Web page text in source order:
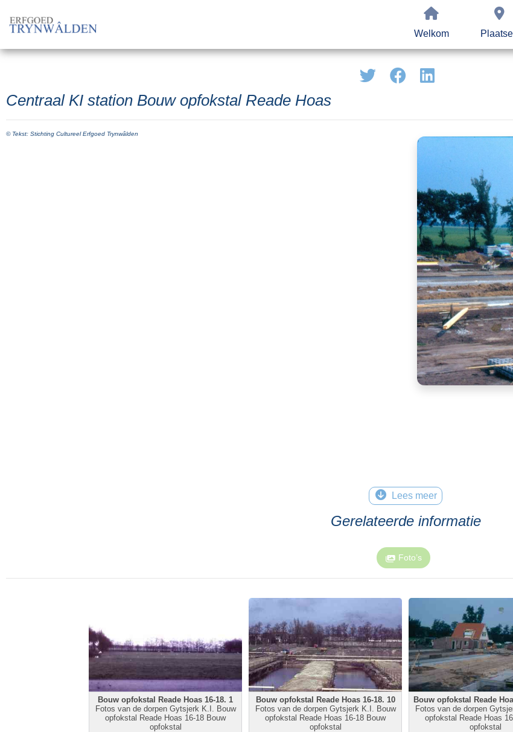
Welkom
Centraal KI station Bouw opfokstal Reade Hoas
© Tekst: Stichting Cultureel Erfgoed Trynwâlden
Lees meer
Gerelateerde informatie
Foto’s
Bouw opfokstal Reade Hoas 16-18. 1
Fotos van de dorpen Gytsjerk K.I. Bouw
opfokstal Reade Hoas 16-18 Bouw
opfokstal
Bouw opfokstal Reade Hoas 16-18. 10
Fotos van de dorpen Gytsjerk K.I. Bouw
opfokstal Reade Hoas 16-18 Bouw
opfokstal
Bouw opfokstal Reade
Fotos van de dorpen
opfokstal Reade Hoas
opfokstal